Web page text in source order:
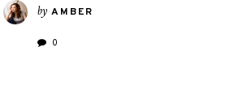
by AMBER
0